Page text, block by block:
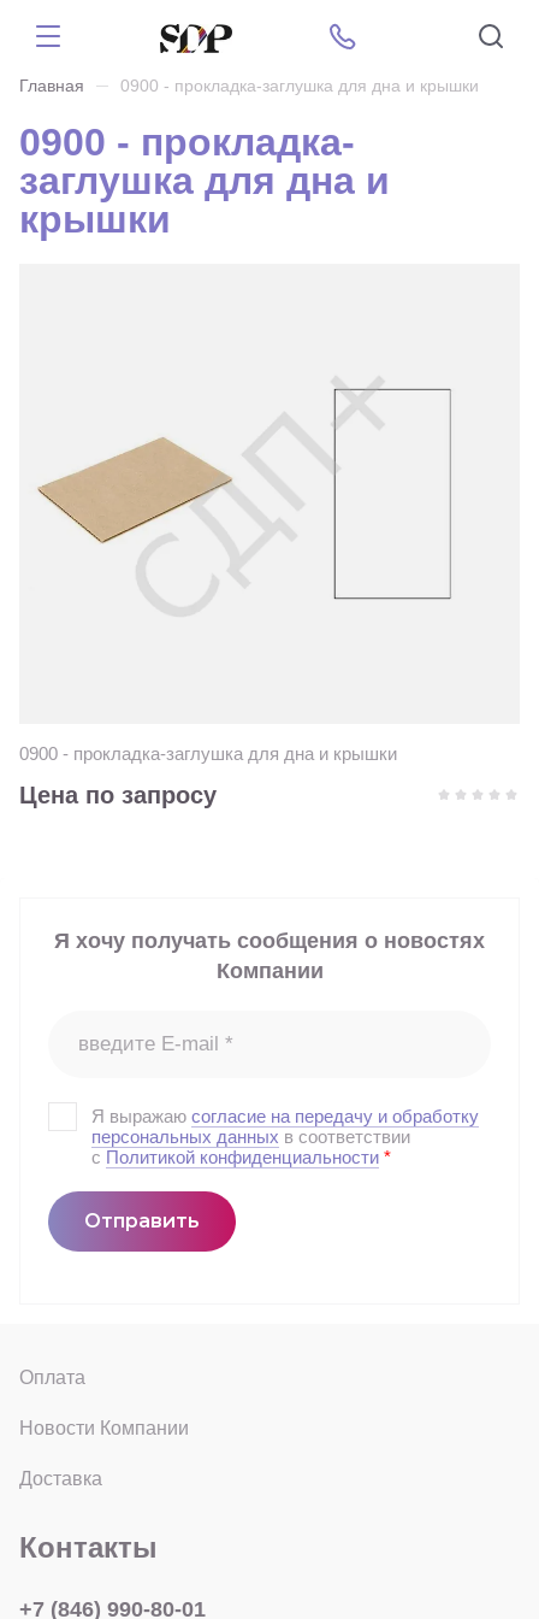
Главная 0900 - прокладка-заглушка для дна и крышки
0900 - прокладка-
заглушка для дна и
крышки
0900 - прокладка-заглушка для дна и крышки
Цена по запросу
Оплата
Новости Компании
Доставка
Контакты
+7 (846) 990-80-01
Я хочу получать сообщения о новостях
Компании
Я выражаю согласие на передачу и обработку
персональных данных в соответствии
с Политикой конфиденциальности *
Отправить